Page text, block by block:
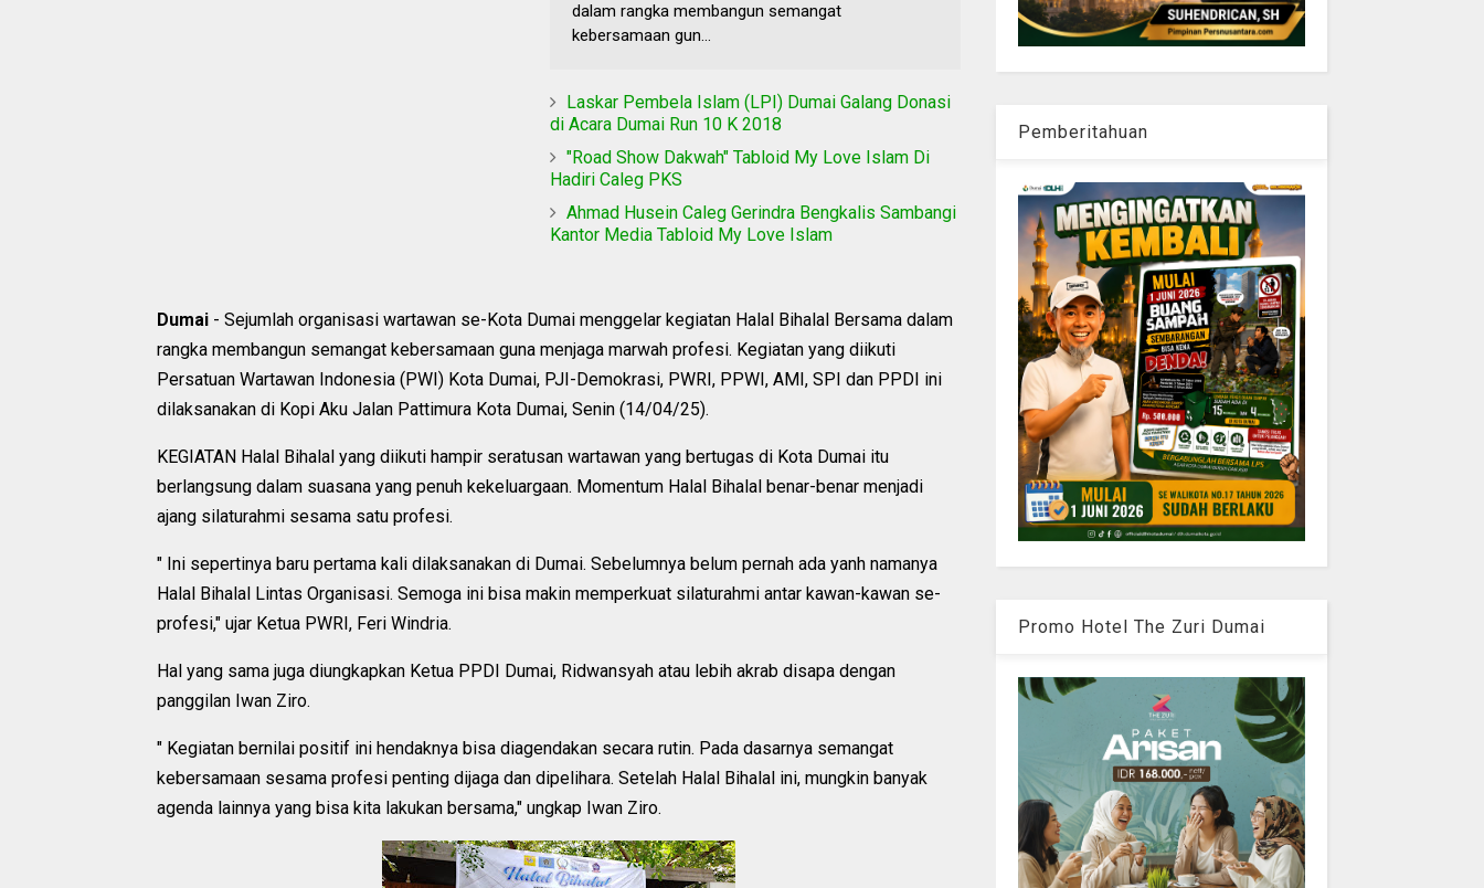
dalam rangka membangun semangat
kebersamaan gun...
Laskar Pembela Islam (LPI) Dumai Galang Donasi
di Acara Dumai Run 10 K 2018
"Road Show Dakwah" Tabloid My Love Islam Di
Hadiri Caleg PKS
Ahmad Husein Caleg Gerindra Bengkalis Sambangi
Kantor Media Tabloid My Love Islam
Dumai - Sejumlah organisasi wartawan se-Kota Dumai menggelar kegiatan Halal Bihalal Bersama dalam
rangka membangun semangat kebersamaan guna menjaga marwah profesi. Kegiatan yang diikuti
Persatuan Wartawan Indonesia (PWI) Kota Dumai, PJI-Demokrasi, PWRI, PPWI, AMI, SPI dan PPDI ini
dilaksanakan di Kopi Aku Jalan Pattimura Kota Dumai, Senin (14/04/25).
KEGIATAN Halal Bihalal yang diikuti hampir seratusan wartawan yang bertugas di Kota Dumai itu
berlangsung dalam suasana yang penuh kekeluargaan. Momentum Halal Bihalal benar-benar menjadi
ajang silaturahmi sesama satu profesi.
" Ini sepertinya baru pertama kali dilaksanakan di Dumai. Sebelumnya belum pernah ada yanh namanya
Halal Bihalal Lintas Organisasi. Semoga ini bisa makin memperkuat silaturahmi antar kawan-kawan se-
profesi," ujar Ketua PWRI, Feri Windria.
Hal yang sama juga diungkapkan Ketua PPDI Dumai, Ridwansyah atau lebih akrab disapa dengan
panggilan Iwan Ziro.
" Kegiatan bernilai positif ini hendaknya bisa diagendakan secara rutin. Pada dasarnya semangat
kebersamaan sesama profesi penting dijaga dan dipelihara. Setelah Halal Bihalal ini, mungkin banyak
agenda lainnya yang bisa kita lakukan bersama," ungkap Iwan Ziro.
Pemberitahuan
Promo Hotel The Zuri Dumai